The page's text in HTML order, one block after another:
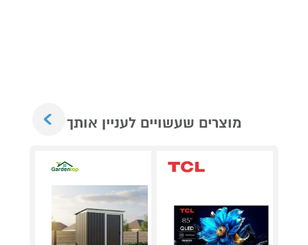
מוצרים שעשויים לעניין אותך